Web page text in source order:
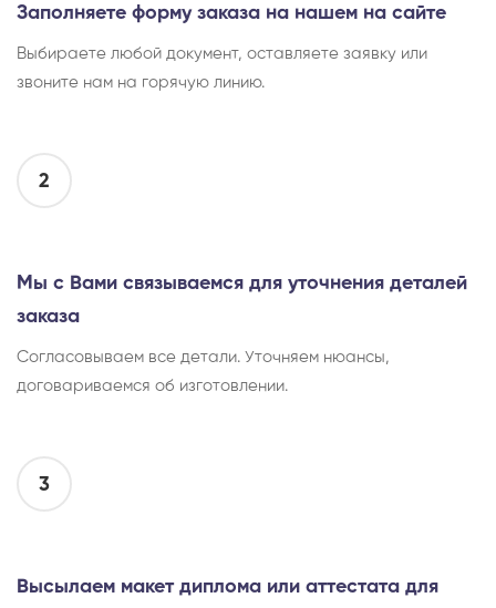
Заполняете форму заказа на нашем на сайте
Выбираете любой документ, оставляете заявку или
звоните нам на горячую линию.
2
Мы с Вами связываемся для уточнения деталей
заказа
Согласовываем все детали. Уточняем нюансы,
договариваемся об изготовлении.
3
Высылаем макет диплома или аттестата для